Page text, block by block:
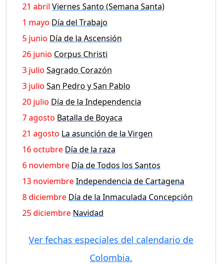
21 abril Viernes Santo (Semana Santa)
1 mayo Día del Trabajo
5 junio Día de la Ascensión
26 junio Corpus Christi
3 julio Sagrado Corazón
3 julio San Pedro y San Pablo
20 julio Día de la Independencia
7 agosto Batalla de Boyaca
21 agosto La asunción de la Virgen
16 octubre Día de la raza
6 noviembre Día de Todos los Santos
13 noviembreIndependencia de Cartagena
8 diciembre Día de la Inmaculada Concepción
25 diciembre Navidad
Ver fechas especiales del calendario de
Colombia.